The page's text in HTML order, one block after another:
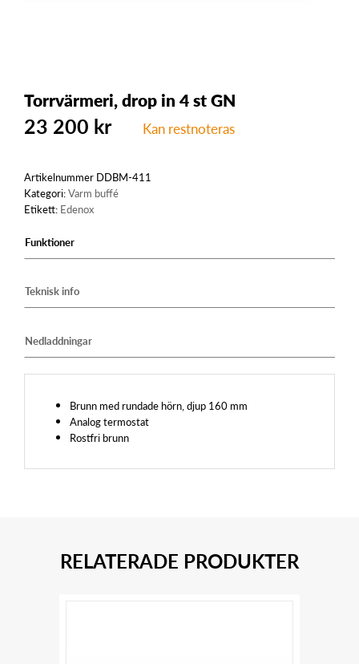
Torrvärmeri, drop in 4 st GN
23 200 kr Kan restnoteras
Artikelnummer DDBM-411
Kategori:Varm buffé
Etikett: Edenox
Funktioner
Teknisk info
Nedladdningar
Brunn med rundade hörn, djup 160 mm
Analog termostat
Rostfri brunn
RELATERADE PRODUKTER